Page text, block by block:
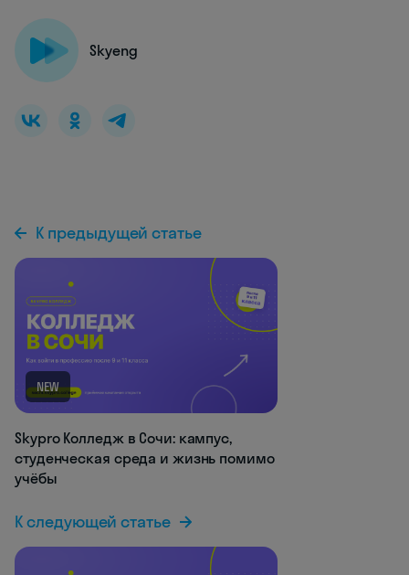
Skyeng
К предыдущей статье
NEW
Skypro Колледж в Сочи: кампус,
студенческая среда и жизнь помимо
учёбы
К следующей статье